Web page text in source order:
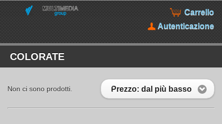
Carrello
Autenticazione
COLORATE
Prezzo: dal più basso
Non ci sono prodotti.